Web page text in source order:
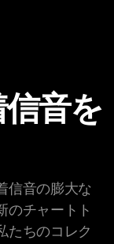
音を
信音の膨大な
のチャートト
たちのコレク